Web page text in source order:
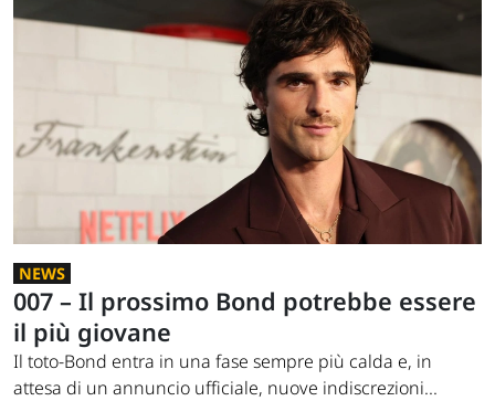
NEWS
007 – Il prossimo Bond potrebbe essere
il più giovane
Il toto-Bond entra in una fase sempre più calda e, in
attesa di un annuncio ufficiale, nuove indiscrezioni...